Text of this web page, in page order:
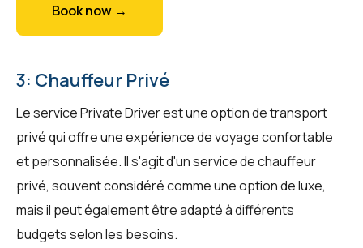
Book now →
3: Chauffeur Privé
Le service Private Driver est une option de transport
privé qui offre une expérience de voyage confortable
et personnalisée. Il s'agit d'un service de chauffeur
privé, souvent considéré comme une option de luxe,
mais il peut également être adapté à différents
budgets selon les besoins.